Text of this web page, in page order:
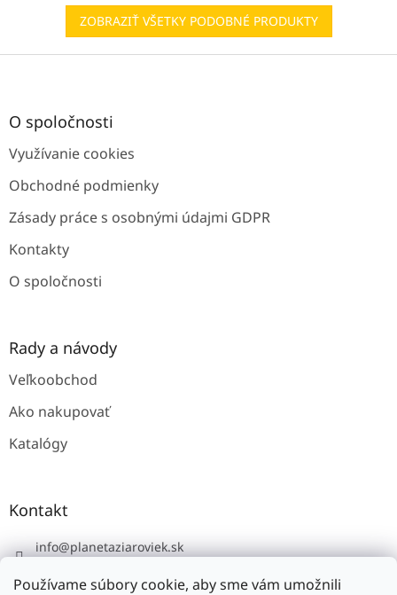
Používame súbory cookie, aby sme vám umožnili
ZOBRAZIŤ VŠETKY PODOBNÉ PRODUKTY
Z
O spoločnosti
Využívanie cookies
Obchodné podmienky
Zásady práce s osobnými údajmi GDPR
Kontakty
O spoločnosti
Rady a návody
Veľkoobchod
Ako nakupovať
Katalógy
Kontakt
info@planetaziaroviek.sk